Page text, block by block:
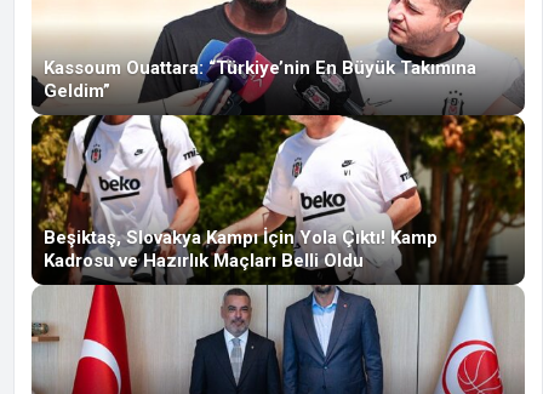
Kassoum Ouattara: “Türkiye’nin En Büyük Takımına
Geldim”
Beşiktaş, Slovakya Kampı İçin Yola Çıktı! Kamp
Kadrosu ve Hazırlık Maçları Belli Oldu